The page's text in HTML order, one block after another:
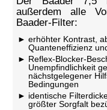
außerdem alle
Baader-Filter:
erhöhter Kontrast,
Quanteneffizienz
Reflex-Blocker-
Unempfindlichkeit
nächstgelegener
Bedingungen
identische
größter Sorgfalt